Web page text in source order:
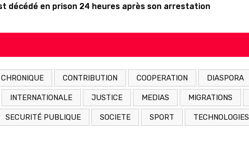
décédé en prison 24 heures après son arrestation
CHRONIQUE CONTRIBUTION COOPERATION DIASPORA
INTERNATIONALE JUSTICE MEDIAS MIGRATIONS
SECURITÉ PUBLIQUE SOCIETE SPORT TECHNOLOGIES